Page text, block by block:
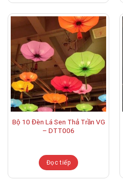
Bộ 10 Đèn Lá Sen Thả Trần VG
– DTT006
Đọc tiếp